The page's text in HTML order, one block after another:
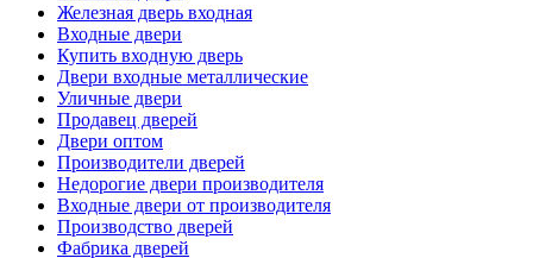
Железная дверь входная
Входные двери
Купить входную дверь
Двери входные металлические
Уличные двери
Продавец дверей
Двери оптом
Производители дверей
Недорогие двери производителя
Входные двери от производителя
Производство дверей
Фабрика дверей